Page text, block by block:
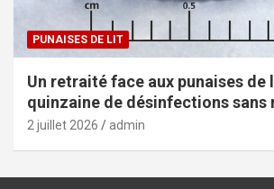
PUNAISES DE LIT
Un retraité face aux punaises de
quinzaine de désinfections sans
2 juillet 2026 admin